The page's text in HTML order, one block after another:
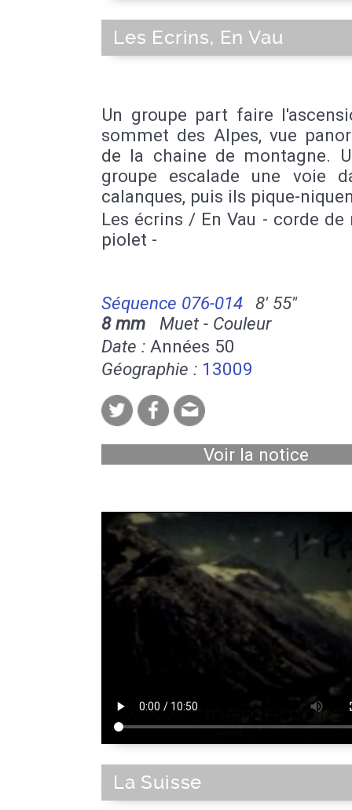
Les Ecrins, En Vau
Un groupe part faire
sommet des Alpes, vue
de la chaine de montagne.
groupe escalade une voie
calanques, puis ils pique-
Les écrins / En Vau - corde de
piolet -
Séquence 076-014
8' 55''
8 mm Muet - Couleur
Date : Années 50
Géographie : 13009
Voir la notice
La Suisse